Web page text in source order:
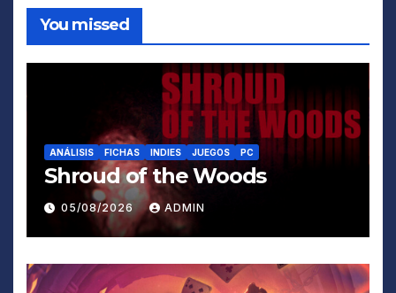
You missed
ANÁLISIS FICHAS INDIES JUEGOS PC
Shroud of the Woods
05/08/2026 ADMIN